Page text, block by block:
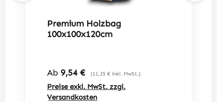
Premium Holzbag
100x100x120cm
Regulärer Preis:
Ab 9,54 € (11,35 € inkl. MwSt.)
Preise exkl. MwSt. zzgl.
Versandkosten